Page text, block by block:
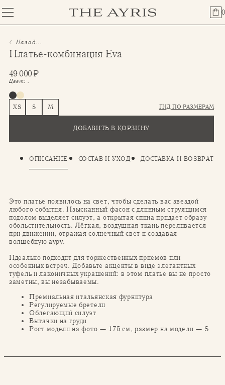
0
Назад...
Платье-комбинация Eva
49 000₽
Цвет:.
S
XS M ГИД ПО РАЗМЕРАМ
ДОБАВИТЬ В КОРЗИНУ
ОПИСАНИЕ СОСТАВ И УХОД ДОСТАВКА И ВОЗВРАТ
Это платье появилось на свет, чтобы сделать вас звездой
любого события. Изысканный фасон с длинным струящимся
подолом выделяет силуэт, а открытая спина придает образу
обольстительность. Лёгкая, воздушная ткань переливается
при движении, отражая солнечный свет и создавая
волшебную ауру.
Идеально подходит для торжественных приемов или
особенных встреч. Добавьте акценты в виде элегантных
туфель и лаконичных украшений: в этом платье вы не просто
заметны, вы незабываемы.
Премиальная итальянская фурнитура
Регулируемые бретели
Облегающий силуэт
Вытачки на груди
Рост модели на фото — 175 см, размер на модели — S